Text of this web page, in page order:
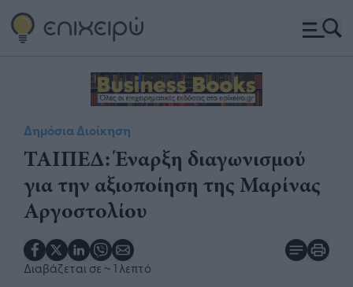
Δημόσια Διοίκηση
ΤΑΙΠΕΔ: Έναρξη διαγωνισμού
για την αξιοποίηση της Μαρίνας
Αργοστολίου
Διαβάζεται σε ~ 1 λεπτό